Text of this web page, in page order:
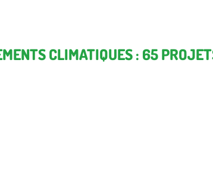
CLIMATIQUES : 65